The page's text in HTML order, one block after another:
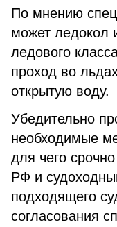
По мнению
может ледокол
ледового
проход во
открытую воду.
Убедительно
необходимые
для чего
РФ и
подходящего
согласования